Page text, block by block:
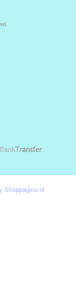
Shoppagina.nl